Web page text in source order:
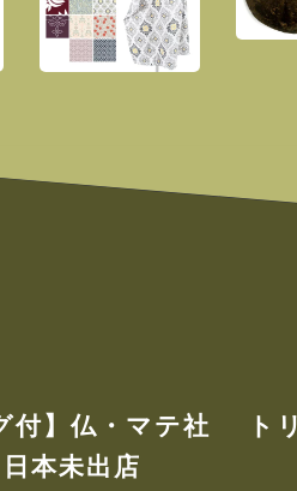
付】仏・マテ社
本未出店